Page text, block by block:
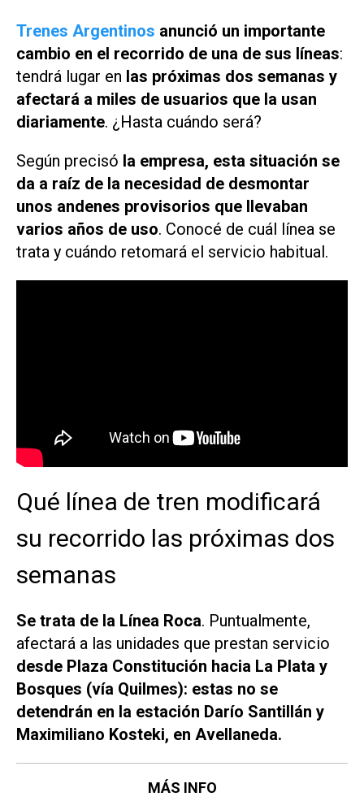
Trenes Argentinos anunció un importante
cambio en el recorrido de una de sus líneas:
tendrá lugar en las próximas dos semanas y
afectará a miles de usuarios que la usan
diariamente. ¿Hasta cuándo será?
Según precisó la empresa, esta situación se
da a raíz de la necesidad de desmontar
unos andenes provisorios que llevaban
varios años de uso. Conocé de cuál línea se
trata y cuándo retomará el servicio habitual.
Qué línea de tren modificará
su recorrido las próximas dos
semanas
Se trata de la Línea Roca. Puntualmente,
afectará a las unidades que prestan servicio
desde Plaza Constitución hacia La Plata y
Bosques (vía Quilmes): estas no se
detendrán en la estación Darío Santillán y
Maximiliano Kosteki, en Avellaneda.
MÁS INFO